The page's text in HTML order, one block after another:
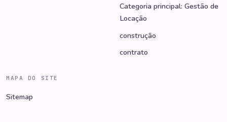
Categoria principal: Gestão de
Locação
construção
contrato
MAPA DO SITE
Sitemap